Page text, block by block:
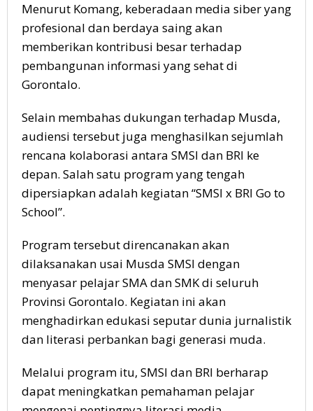
Menurut Komang, keberadaan media siber yang
profesional dan berdaya saing akan
memberikan kontribusi besar terhadap
pembangunan informasi yang sehat di
Gorontalo.
Selain membahas dukungan terhadap Musda,
audiensi tersebut juga menghasilkan sejumlah
rencana kolaborasi antara SMSI dan BRI ke
depan. Salah satu program yang tengah
dipersiapkan adalah kegiatan “SMSI x BRI Go to
School”.
Program tersebut direncanakan akan
dilaksanakan usai Musda SMSI dengan
menyasar pelajar SMA dan SMK di seluruh
Provinsi Gorontalo. Kegiatan ini akan
menghadirkan edukasi seputar dunia jurnalistik
dan literasi perbankan bagi generasi muda.
Melalui program itu, SMSI dan BRI berharap
dapat meningkatkan pemahaman pelajar